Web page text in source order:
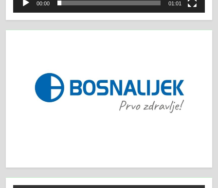
00:00 01:01